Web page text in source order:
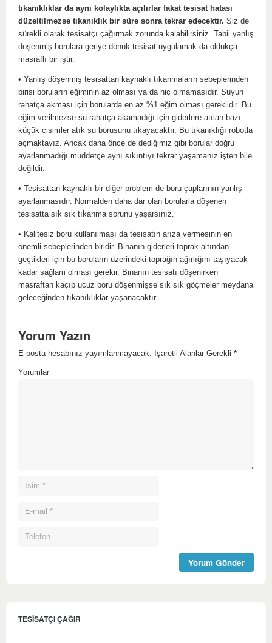
tıkanıklıklar da aynı kolaylıkta açılırlar fakat tesisat hatası
düzeltilmezse tıkanıklık bir süre sonra tekrar edecektir. Siz de
sürekli olarak tesisatçı çağırmak zorunda kalabilirsiniz. Tabii yanlış
döşenmiş borulara geriye dönük tesisat uygulamak da oldukça
masraflı bir iştir.
• Yanlış döşenmiş tesisattan kaynaklı tıkanmaların sebeplerinden
birisi boruların eğiminin az olması ya da hiç olmamasıdır. Suyun
rahatça akması için borularda en az %1 eğim olması gereklidir. Bu
eğim verilmezse su rahatça akamadığı için giderlere atılan bazı
küçük cisimler atık su borusunu tıkayacaktır. Bu tıkanıklığı robotla
açmaktayız. Ancak daha önce de dediğimiz gibi borular doğru
ayarlanmadığı müddetçe aynı sıkıntıyı tekrar yaşamanız işten bile
değildir.
• Tesisattan kaynaklı bir diğer problem de boru çaplarının yanlış
ayarlanmasıdır. Normalden daha dar olan borularla döşenen
tesisatta sık sık tıkanma sorunu yaşarsınız.
• Kalitesiz boru kullanılması da tesisatın arıza vermesinin en
önemli sebeplerinden biridir. Binanın giderleri toprak altından
geçtikleri için bu boruların üzerindeki toprağın ağırlığını taşıyacak
kadar sağlam olması gerekir. Binanın tesisatı döşenirken
masraftan kaçıp ucuz boru döşenmişse sık sık göçmeler meydana
geleceğinden tıkanıklıklar yaşanacaktır.
Yorum Yazın
E-posta hesabınız yayımlanmayacak. İşaretli Alanlar Gerekli *
Yorumlar
TESİSATÇI ÇAĞIR